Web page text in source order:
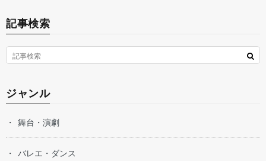
記事検索
ジャンル
舞台・演劇
バレエ・ダンス